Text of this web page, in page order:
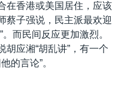
在香港或美国居住，应该
蔡子强说，民主派最欢迎
而民间反应更加激烈。
应湘“胡乱讲”，有一个
的言论”。